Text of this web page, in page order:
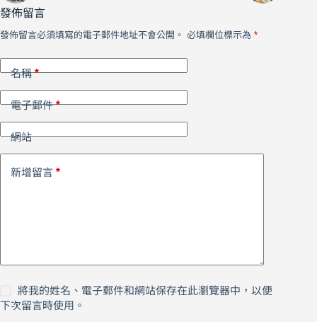
發佈留言
發佈留言必須填寫的電子郵件地址不會公開。 必填欄位標示為 *
名稱*
電子郵件*
網站
新增留言 *
將我的姓名、電子郵件和網站保存在此瀏覽器中，以便
下次留言時使用。